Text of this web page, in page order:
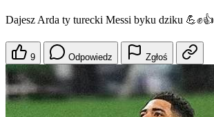
Dajesz Arda ty turecki Messi byku dziku 💪✊👍
9 Odpowiedz Zgłoś